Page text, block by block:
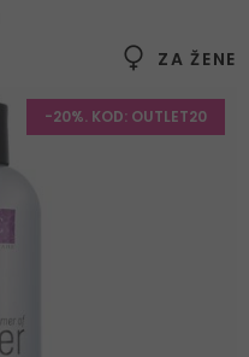
ZA ŽENE
-20%. KOD: OUTLET20